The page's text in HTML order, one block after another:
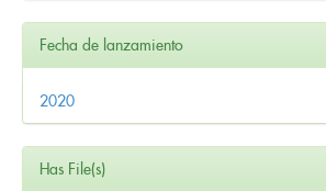
Fecha de lanzamiento
2020
Has File(s)